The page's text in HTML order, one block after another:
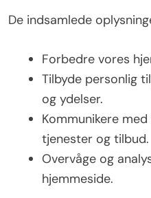
De indsamlede
Forbedre vores
Tilbyde personlig
og ydelser.
Kommunikere
tjenester og tilbud.
Overvåge og
hjemmeside.